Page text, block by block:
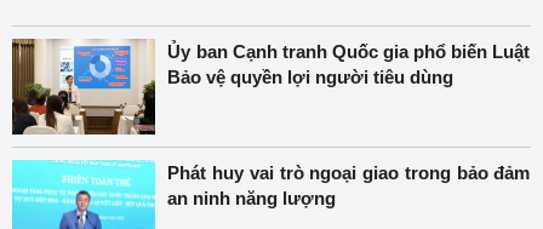
Ủy ban Cạnh tranh Quốc gia phổ biến Luật
Bảo vệ quyền lợi người tiêu dùng
Phát huy vai trò ngoại giao trong bảo đảm
an ninh năng lượng